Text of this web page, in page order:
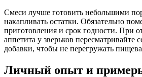
Смеси лучше готовить небольшими
накапливать остатки. Обязательно
приготовления и срок годности. При
аппетита у зверьков пересматривайте
добавки, чтобы не перегружать
Личный опыт и